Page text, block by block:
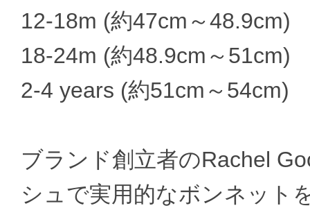
12-18m (約47cm～48.9cm)
18-24m (約48.9cm～51cm)
2-4 years (約51cm～54cm)
ブランド創立者のRachel
シュで実用的なボンネット